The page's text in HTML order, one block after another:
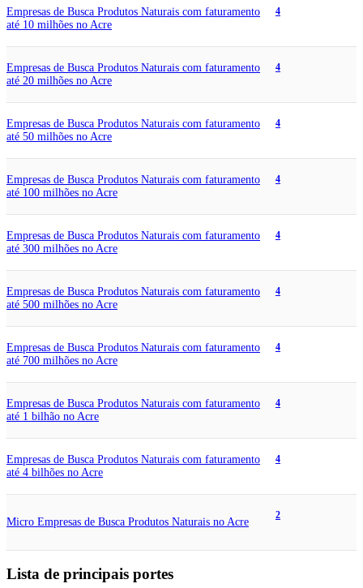
Empresas de Busca Produtos Naturais com faturamento
até 10 milhões no Acre
4
Empresas de Busca Produtos Naturais com faturamento
até 20 milhões no Acre
4
Empresas de Busca Produtos Naturais com faturamento
até 50 milhões no Acre
4
Empresas de Busca Produtos Naturais com faturamento
até 100 milhões no Acre
4
Empresas de Busca Produtos Naturais com faturamento
até 300 milhões no Acre
4
Empresas de Busca Produtos Naturais com faturamento
até 500 milhões no Acre
4
Empresas de Busca Produtos Naturais com faturamento
até 700 milhões no Acre
4
Empresas de Busca Produtos Naturais com faturamento
até 1 bilhão no Acre
4
Empresas de Busca Produtos Naturais com faturamento
até 4 bilhões no Acre
4
Micro Empresas de Busca Produtos Naturais no Acre
2
Lista de principais portes